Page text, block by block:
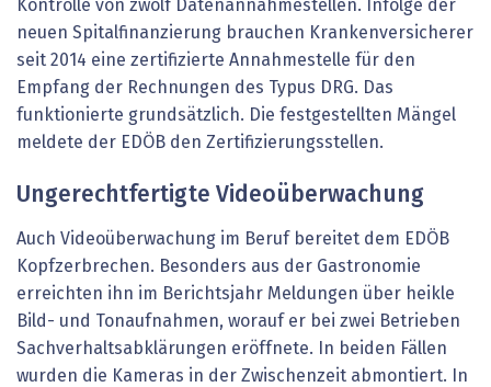
Kontrolle von zwölf Datenannahmestellen. Infolge der
neuen Spitalfinanzierung brauchen Krankenversicherer
seit 2014 eine zertifizierte Annahmestelle für den
Empfang der Rechnungen des Typus DRG. Das
funktionierte grundsätzlich. Die festgestellten Mängel
meldete der EDÖB den Zertifizierungsstellen.
Ungerechtfertigte Videoüberwachung
Auch Videoüberwachung im Beruf bereitet dem EDÖB
Kopfzerbrechen. Besonders aus der Gastronomie
erreichten ihn im Berichtsjahr Meldungen über heikle
Bild- und Tonaufnahmen, worauf er bei zwei Betrieben
Sachverhaltsabklärungen eröffnete. In beiden Fällen
wurden die Kameras in der Zwischenzeit abmontiert. In